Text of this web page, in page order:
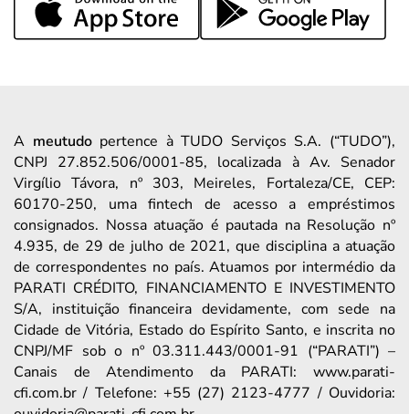
A meutudopertence à TUDO Serviços S.A. (“TUDO”),
CNPJ 27.852.506/0001-85, localizada à Av. Senador
Virgílio Távora, nº 303, Meireles, Fortaleza/CE, CEP:
60170-250, uma fintech de acesso a empréstimos
consignados. Nossa atuação é pautada na Resolução nº
4.935, de 29 de julho de 2021, que disciplina a atuação
de correspondentes no país. Atuamos por intermédio da
PARATI CRÉDITO, FINANCIAMENTO E INVESTIMENTO
S/A, instituição financeira devidamente, com sede na
Cidade de Vitória, Estado do Espírito Santo, e inscrita no
CNPJ/MF sob o nº 03.311.443/0001-91 (“PARATI”) –
Canais de Atendimento da PARATI: www.parati-
cfi.com.br / Telefone: +55 (27) 2123-4777 / Ouvidoria: